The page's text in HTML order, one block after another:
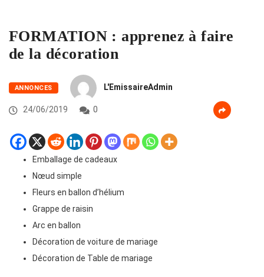
FORMATION : apprenez à faire
de la décoration
ANNONCES L'EmissaireAdmin
24/06/2019 0
Emballage de cadeaux
Nœud simple
Fleurs en ballon d’hélium
Grappe de raisin
Arc en ballon
Décoration de voiture de mariage
Décoration de Table de mariage